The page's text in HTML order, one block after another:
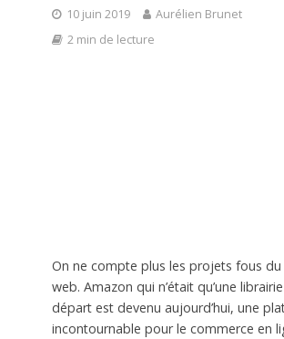
10 juin 2019
Aurélien Brunet
2 min de lecture
On ne compte plus les projets fous
web. Amazon qui n’était qu’une
départ est devenu aujourd’hui, une
incontournable pour le commerce en